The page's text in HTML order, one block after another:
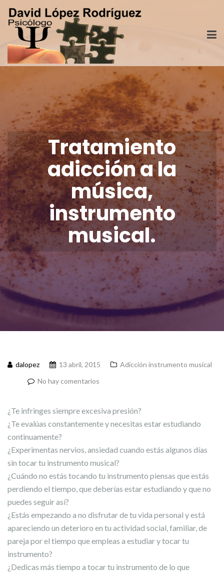
Tratamiento
adicción a la
música,
instrumento
musical.
dalopez 13 abril, 2015
Adicción instrumento musical
No hay comentarios
¿Te infringes siempre excesiva presión?
¿Te evalúas constantemente y necesitas estar estudiando
continuamente?
¿Experimentas nervios, ansiedad cuando estás algunos días
sin tocar tu instrumento musical?
¿Cuándo no estás tocando tu instrumento piensas que estás
perdiendo el tiempo, que deberías estar estudiando y que no
puedes seguir así?
¿Estás empezando a no disfrutar de tu vida personal y está
apareciendo un deterioro en tu actividad social, familiar, de
pareja por el tiempo que empleas a estudiar y tocar tu
instrumento?
¿Dedicas más tiempo a tocar tu instrumento de lo que